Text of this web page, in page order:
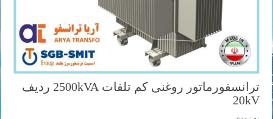
ترانسفورماتور روغنی کم تلفات 2500kVA ردیف
20kV